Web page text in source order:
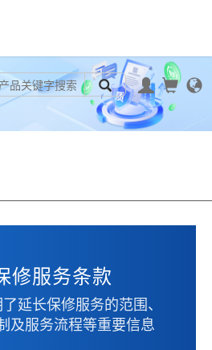
修服务条款
延长保修服务的范围、
及服务流程等重要信息